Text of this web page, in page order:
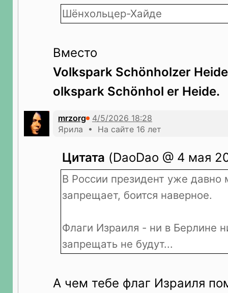
Шёнхольцер-Хайде
Вместо
Volkspark Schönholzer Heide
olkspark Schönhol er Heide.
mrzorg
Ярила • На сайте 16 лет
Цитата (DaoDao @ 4 мая
В России президент уже давно
запрещает, боится наверное.
Флаги Израиля - ни в Берлине
запрещать не будут...
А чем тебе флаг Израиля